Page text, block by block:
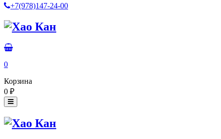
+7(978)147-24-00
0
Корзина
0 ₽